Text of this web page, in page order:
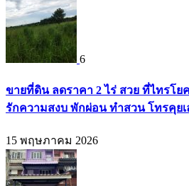
6
ขายที่ดิน ลดราคา 2 ไร่ สวย ที่ไทรโ
รักความสงบ พักผ่อน ทำสวน โทรคุยเล
15 พฤษภาคม 2026